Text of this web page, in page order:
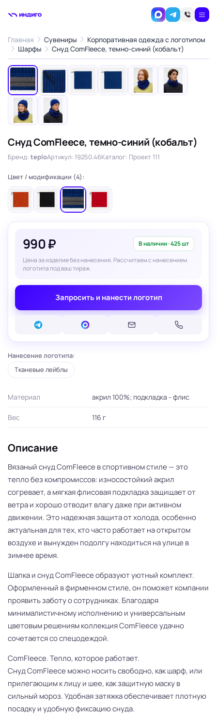
Главная Сувениры
Корпоративная одежда с логотипом
Шарфы
Снуд ComFleece, темно-синий (кобальт)
‹ ›
Снуд ComFleece, темно-синий (кобальт)
Бренд: teploАртикул: 19250.46Каталог: Проект 111
Цвет / модификации (4):
990 ₽ В наличии · 425 шт
Цена за изделие без нанесения. Рассчитаем с нанесением
логотипа под ваш тираж.
Запросить и нанести логотип
Нанесение логотипа:
Тканевые лейблы
Материал акрил 100%; подкладка - флис
Вес 116 г
Описание
Вязаный снуд ComFleece в спортивном стиле — это
тепло без компромиссов: износостойкий акрил
согревает, а мягкая флисовая подкладка защищает от
ветра и хорошо отводит влагу даже при активном
движении. Это надежная защита от холода, особенно
актуальная для тех, кто часто работает на открытом
воздухе и вынужден подолгу находиться на улице в
зимнее время.
Шапка и снуд ComFleece образуют уютный комплект.
Оформленный в фирменном стиле, он поможет компании
проявить заботу о сотрудниках. Благодаря
минималистичному исполнению и универсальным
цветовым решениям коллекция ComFleece удачно
сочетается со спецодеждой.
ComFleece. Тепло, которое работает.
Снуд ComFleece можно носить свободно, как шарф, или
прилегающим к лицу и шее, как защитную маску в
сильный мороз. Удобная затяжка обеспечивает плотную
посадку и удобную фиксацию снуда.